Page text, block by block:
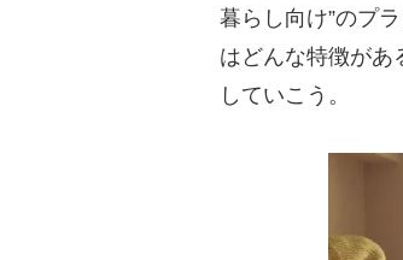
暮らし向け”のプ
はどんな特徴があ
していこう。